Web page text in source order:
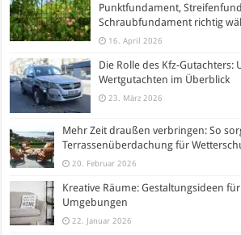
Punktfundament,
Schraubfundament richtig
16. April 2026
Die Rolle des Kfz-Gutachters:
Wertgutachten im Überblick
23. März 2026
Mehr Zeit draußen verbringen: So
Terrassenüberdachung für
20. Februar 2026
Kreative Räume: Gestaltungsideen
Umgebungen
22. Januar 2026